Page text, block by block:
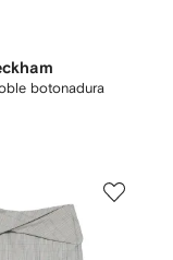
botonadura